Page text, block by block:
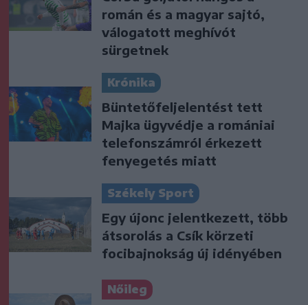
román és a magyar sajtó,
válogatott meghívót
sürgetnek
Krónika
Büntetőfeljelentést tett
Majka ügyvédje a romániai
telefonszámról érkezett
fenyegetés miatt
Székely Sport
Egy újonc jelentkezett, több
átsorolás a Csík körzeti
focibajnokság új idényében
Nőileg